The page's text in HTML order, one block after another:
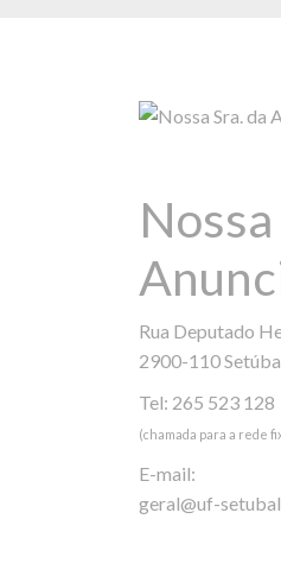
Rua Deputado
2900-110
Tel: 265 523 128
(chamada para a rede
E-mail:
geral@uf-